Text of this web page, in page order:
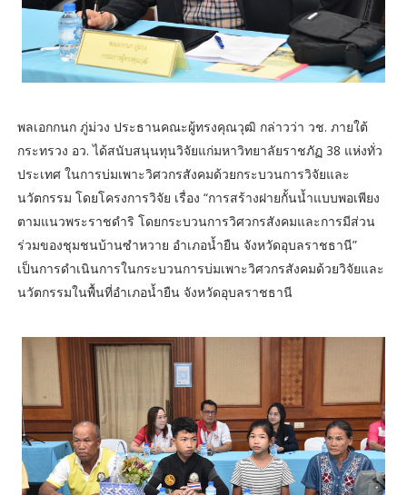
พลเอกกนก ภู่ม่วง ประธานคณะผู้ทรงคุณวุฒิ กล่าวว่า วช. ภายใต้
กระทรวง อว. ได้สนับสนุนทุนวิจัยแก่มหาวิทยาลัยราชภัฏ 38 แห่งทั่ว
ประเทศ ในการบ่มเพาะวิศวกรสังคมด้วยกระบวนการวิจัยและ
นวัตกรรม โดยโครงการวิจัย เรื่อง “การสร้างฝายกั้นน้ำแบบพอเพียง
ตามแนวพระราชดำริ โดยกระบวนการวิศวกรสังคมและการมีส่วน
ร่วมของชุมชนบ้านซำหวาย อำเภอน้ำยืน จังหวัดอุบลราชธานี”
เป็นการดำเนินการในกระบวนการบ่มเพาะวิศวกรสังคมด้วยวิจัยและ
นวัตกรรมในพื้นที่อำเภอน้ำยืน จังหวัดอุบลราชธานี